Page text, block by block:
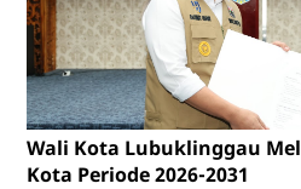
Wali Kota Lubuklinggau
Kota Periode 2026-2031